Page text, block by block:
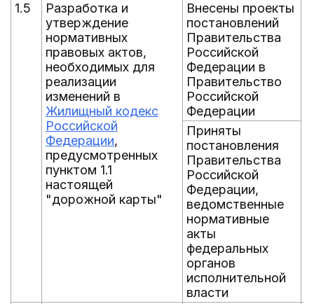
1.5
Разработка и
утверждение
нормативных
правовых актов,
необходимых для
реализации
изменений в
Жилищный кодекс
Российской
Федерации,
предусмотренных
пунктом 1.1
настоящей
"дорожной карты"
Внесены проекты
постановлений
Правительства
Российской
Федерации в
Правительство
Российской
Федерации
Приняты
постановления
Правительства
Российской
Федерации,
ведомственные
нормативные
акты
федеральных
органов
исполнительной
власти